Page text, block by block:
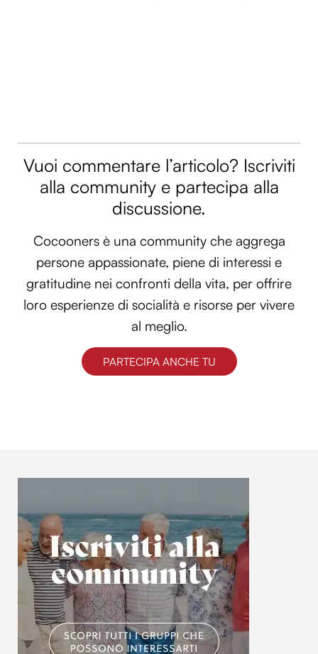
Vuoi commentare l’articolo? Iscriviti
alla community e partecipa alla
discussione.
Cocooners è una community che aggrega
persone appassionate, piene di interessi e
gratitudine nei confronti della vita, per offrire
loro esperienze di socialità e risorse per vivere
al meglio.
PARTECIPA ANCHE TU